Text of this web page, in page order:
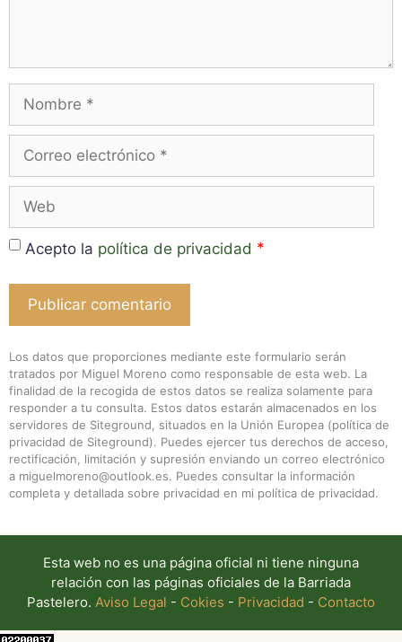
Nombre
Correo
Web
Acepto la política de privacidad *
Los datos que proporciones mediante este formulario serán
tratados por Miguel Moreno como responsable de esta web. La
finalidad de la recogida de estos datos se realiza solamente para
responder a tu consulta. Estos datos estarán almacenados en los
servidores de Siteground, situados en la Unión Europea (política de
privacidad de Siteground). Puedes ejercer tus derechos de acceso,
rectificación, limitación y supresión enviando un correo electrónico
a miguelmoreno@outlook.es. Puedes consultar la información
completa y detallada sobre privacidad en mi política de privacidad.
Esta web no es una página oficial ni tiene ninguna
relación con las páginas oficiales de la Barriada
Pastelero. Aviso Legal - Cokies - Privacidad - Contacto